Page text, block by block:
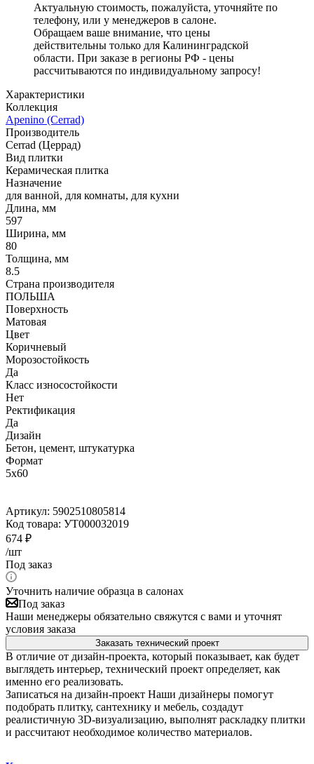
Актуальную стоимость, пожалуйста, уточняйте по
телефону, или у менеджеров в салоне.
Обращаем ваше внимание, что цены
действительны только для Калининградской
области. При заказе в регионы РФ - цены
рассчитываются по индивидуальному запросу!
Характеристики
Коллекция
Apenino (Cerrad)
Производитель
Cerrad (Церрад)
Вид плитки
Керамическая плитка
Назначение
для ванной, для комнаты, для кухни
Длина, мм
597
Ширина, мм
80
Толщина, мм
8.5
Страна производителя
ПОЛЬША
Поверхность
Матовая
Цвет
Коричневый
Морозостойкость
Да
Класс износостойкости
Нет
Ректификация
Да
Дизайн
Бетон, цемент, штукатурка
Формат
5x60
Артикул: 5902510805814
Код товара: УТ000032019
674 ₽
/шт
Под заказ
Уточнить наличие образца в салонах
Под заказ
Наши менеджеры обязательно свяжутся с вами и уточнят
условия заказа
Заказать технический проект
В отличие от дизайн-проекта, который показывает, как будет
выглядеть интерьер, технический проект определяет, как
именно его реализовать.
Записаться на дизайн-проект Наши дизайнеры помогут
подобрать плитку, сантехнику и мебель, создадут
реалистичную 3D-визуализацию, выполнят раскладку плитки
и рассчитают необходимое количество материалов.